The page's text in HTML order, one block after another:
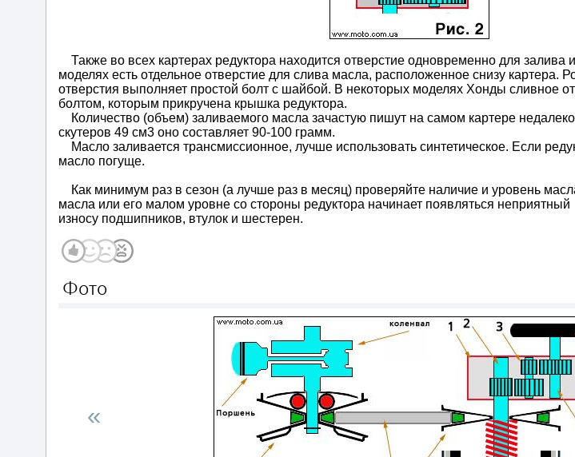
Также во всех картерах редуктора находится отверстие одновременно для залива
моделях есть отдельное отверстие для слива масла, расположенное снизу картера.
отверстия выполняет простой болт с шайбой. В некоторых моделях Хонды сливное
болтом, которым прикручена крышка редуктора.
Количество (объем) заливаемого масла зачастую пишут на самом картере
скутеров 49 см3 оно составляет 90-100 грамм.
Масло заливается трансмиссионное, лучше использовать синтетическое. Если
масло погуще.
Как минимум раз в сезон (а лучше раз в месяц) проверяйте наличие и уровень
масла или его малом уровне со стороны редуктора начинает появляться
износу подшипников, втулок и шестерен.
Фото
«